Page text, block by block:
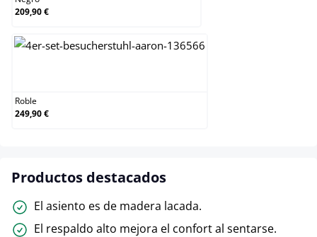
209,90 €
Roble
249,90 €
Productos destacados
El asiento es de madera lacada.
El respaldo alto mejora el confort al sentarse.